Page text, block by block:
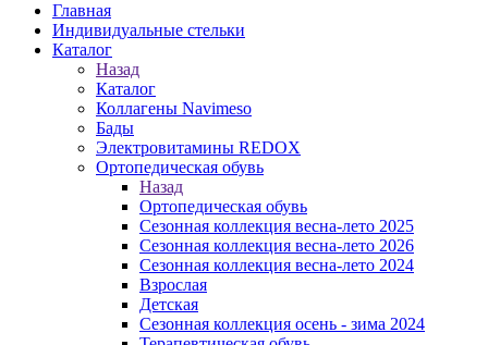
Главная
Индивидуальные стельки
Каталог
Назад
Каталог
Коллагены Navimeso
Бады
Электровитамины REDOX
Ортопедическая обувь
Назад
Ортопедическая обувь
Сезонная коллекция весна-лето 2025
Сезонная коллекция весна-лето 2026
Сезонная коллекция весна-лето 2024
Взрослая
Детская
Сезонная коллекция осень - зима 2024